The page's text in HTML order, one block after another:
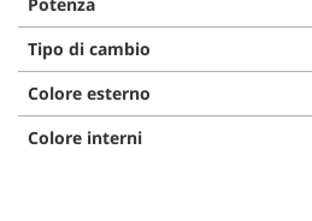
Tipo di cambio
Colore esterno
Colore interni
cookie
policy.
Puoi
rivedere
e
modificare